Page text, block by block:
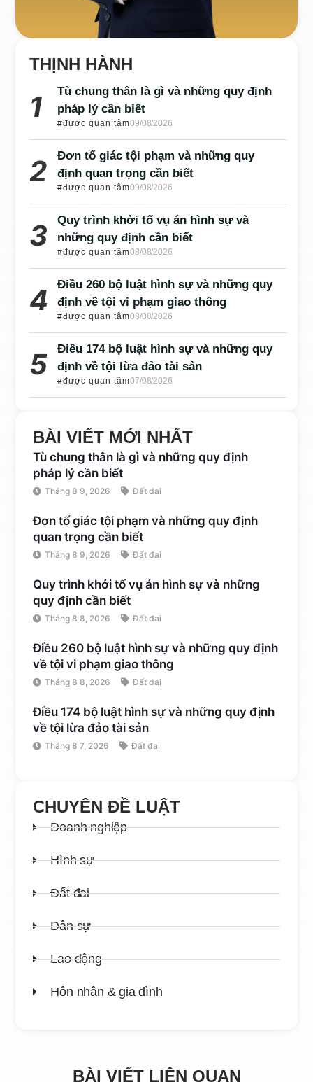
THỊNH HÀNH
Tù chung thân là gì và những quy định
pháp lý cần biết
#được quan tâm09/08/2026
Đơn tố giác tội phạm và những quy
định quan trọng cần biết
#được quan tâm09/08/2026
Quy trình khởi tố vụ án hình sự và
những quy định cần biết
#được quan tâm08/08/2026
Điều 260 bộ luật hình sự và những quy
định về tội vi phạm giao thông
#được quan tâm08/08/2026
Điều 174 bộ luật hình sự và những quy
định về tội lừa đảo tài sản
#được quan tâm07/08/2026
BÀI VIẾT MỚI NHẤT
Tù chung thân là gì và những quy định
pháp lý cần biết
Tháng 8 9, 2026 Đất đai
Đơn tố giác tội phạm và những quy định
quan trọng cần biết
Tháng 8 9, 2026 Đất đai
Quy trình khởi tố vụ án hình sự và những
quy định cần biết
Tháng 8 8, 2026 Đất đai
Điều 260 bộ luật hình sự và những quy định
về tội vi phạm giao thông
Tháng 8 8, 2026 Đất đai
Điều 174 bộ luật hình sự và những quy định
về tội lừa đảo tài sản
Tháng 8 7, 2026 Đất đai
CHUYÊN ĐỀ LUẬT
Doanh nghiệp
Hình sự
Đất đai
Dân sự
Lao động
Hôn nhân & gia đình
BÀI VIẾT LIÊN QUAN